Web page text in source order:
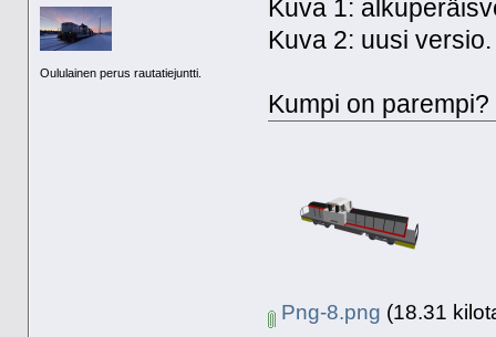
Oululainen perus rautatiejuntti.
Kuva 1:
Kuva 2: uusi versio.
Kumpi on parempi?
Png-8.png (18.31